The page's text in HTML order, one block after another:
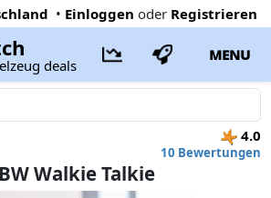
• Einloggen oder Registrieren
deals
MENU
4.0
10 Bewertungen
Walkie Talkie